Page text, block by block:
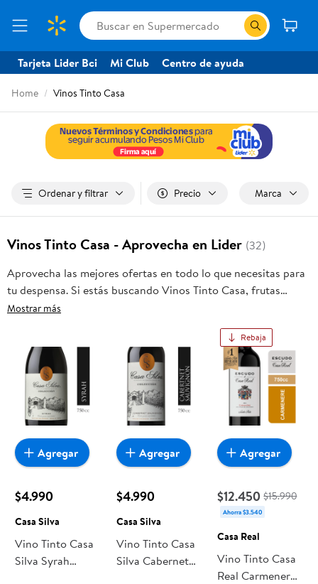
Tarjeta Lider Bci Mi Club Centro de ayuda
Home Vinos Tinto Casa
Ordenar y filtrar Precio Marca
Vinos Tinto Casa - Aprovecha en Lider (32)
Aprovecha las mejores ofertas en todo lo que necesitas para
tu despensa. Si estás buscando Vinos Tinto Casa, frutas
frescas, carnes, pan o productos para el hogar, aquí lo
despacho a domicilio o retiro en tienda, y haz que esta
oportunidad sea realmente conveniente para ti y tu familia.
Mostrar más
$4.990
Casa Silva
Vino Tinto Casa
Silva Syrah
Agregar
$4.990
Casa Silva
Vino Tinto Casa
Silva Cabernet
Agregar
Rebaja
$12.450 $15.990
Ahorra $3.540
Casa Real
Vino Tinto Casa
Real Carmenere
Agregar